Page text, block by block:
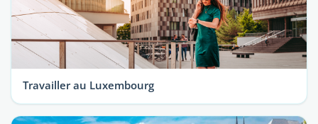
Travailler au Luxembourg